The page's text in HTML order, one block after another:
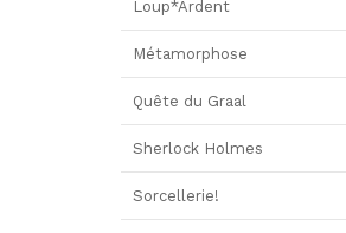
Loup*Ardent
Métamorphose
Quête du Graal
Sherlock Holmes
Sorcellerie!